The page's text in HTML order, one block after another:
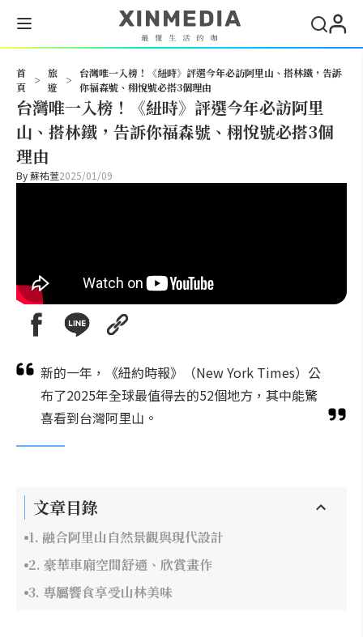
首
頁
>
旅
遊
>
台灣唯一入榜！《紐時》評選今年必訪阿里山、搭林鐵，告訴
你福森號、栩悅號必搭3個理由
台灣唯一入榜！《紐時》評選今年必訪阿里
山、搭林鐵，告訴你福森號、栩悅號必搭3個
理由
By蘇祐萱2025/01/09
新的一年，《紐約時報》（New York Times）公
布了2025年全球最值得去的52個地方，其中能驚
喜看到台灣阿里山。
文章目錄
1. 融合阿里山自然景觀與現代設計
2. 豪華車廂空間舒適、欣賞畫作
3. 專屬饗食享受山林美味